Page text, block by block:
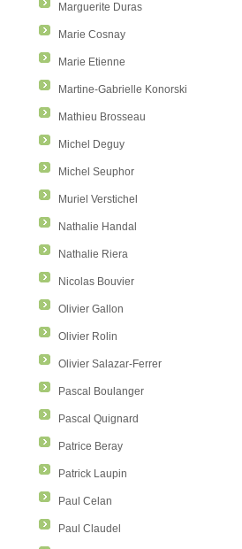
Marguerite Duras
Marie Cosnay
Marie Etienne
Martine-Gabrielle Konorski
Mathieu Brosseau
Michel Deguy
Michel Seuphor
Muriel Verstichel
Nathalie Handal
Nathalie Riera
Nicolas Bouvier
Olivier Gallon
Olivier Rolin
Olivier Salazar-Ferrer
Pascal Boulanger
Pascal Quignard
Patrice Beray
Patrick Laupin
Paul Celan
Paul Claudel